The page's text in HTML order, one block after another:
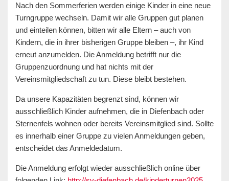
Nach den Sommerferien werden einige Kinder in eine neue
Turngruppe wechseln. Damit wir alle Gruppen gut planen
und einteilen können, bitten wir alle Eltern – auch von
Kindern, die in ihrer bisherigen Gruppe bleiben –, ihr Kind
erneut anzumelden. Die Anmeldung betrifft nur die
Gruppenzuordnung und hat nichts mit der
Vereinsmitgliedschaft zu tun. Diese bleibt bestehen.
Da unsere Kapazitäten begrenzt sind, können wir
ausschließlich Kinder aufnehmen, die in Diefenbach oder
Sternenfels wohnen oder bereits Vereinsmitglied sind. Sollte
es innerhalb einer Gruppe zu vielen Anmeldungen geben,
entscheidet das Anmeldedatum.
Die Anmeldung erfolgt wieder ausschließlich online über